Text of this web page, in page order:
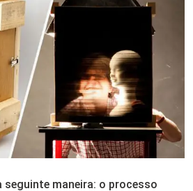
seguinte maneira: o processo